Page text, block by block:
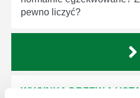
pewno liczyć?
WYCINKA DRZEW A